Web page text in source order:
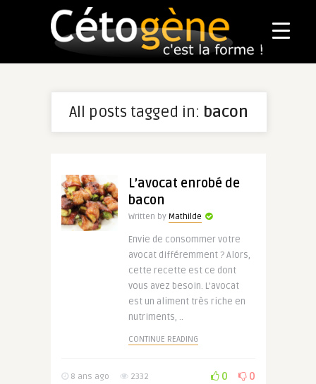
All posts tagged in: bacon
L’avocat enrobé de
bacon
Written by Mathilde
Envie de consommer votre
avocat différemment ? Alors,
cette recette est ce dont
vous avez besoin. L’avocat
est un aliment très riche en
nutriments, ..
CONTINUE READING
8 ans ago 2332 0 0